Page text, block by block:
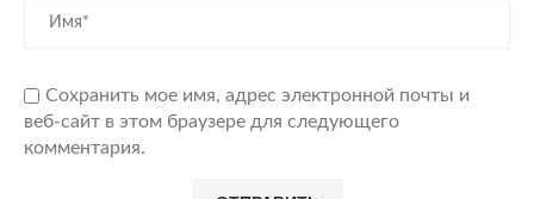
Сохранить мое имя, адрес электронной почты и
веб-сайт в этом браузере для следующего
комментария.